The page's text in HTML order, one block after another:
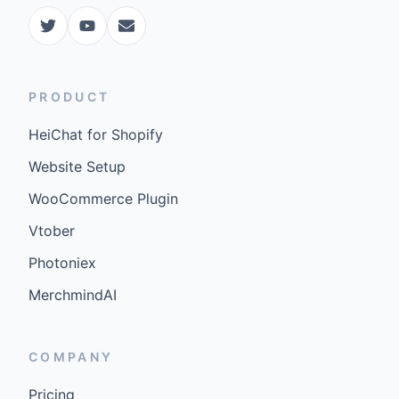
PRODUCT
HeiChat for Shopify
Website Setup
WooCommerce Plugin
Vtober
Photoniex
MerchmindAI
COMPANY
Pricing